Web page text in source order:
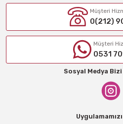
Müşteri
0(212)
Müşteri
0531
Sosyal Medya